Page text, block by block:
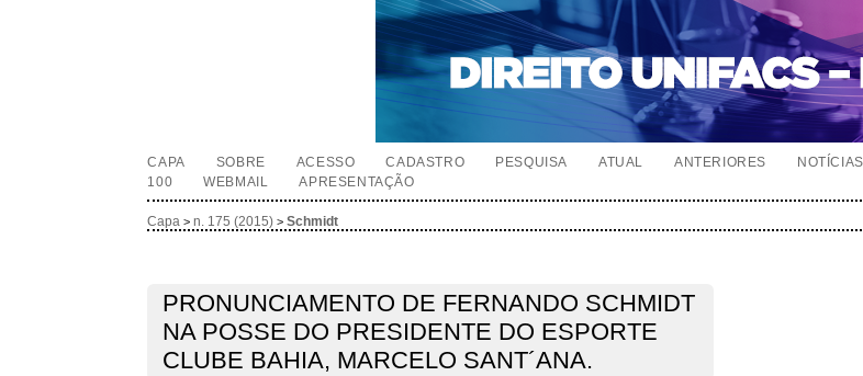
CAPA SOBRE ACESSO CADASTRO PESQUISA ATUAL ANTERIORES NOTÍCIAS
100
WEBMAIL APRESENTAÇÃO
Capa >n. 175 (2015) >Schmidt
PRONUNCIAMENTO DE FERNANDO SCHMIDT
NA POSSE DO PRESIDENTE DO ESPORTE
CLUBE BAHIA, MARCELO SANT´ANA.